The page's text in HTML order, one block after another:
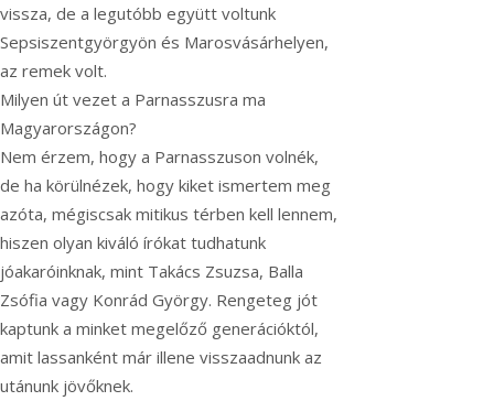
vissza, de a legutóbb együtt voltunk
Sepsiszentgyörgyön és Marosvásárhelyen,
az remek volt.
Milyen út vezet a Parnasszusra ma
Magyarországon?
Nem érzem, hogy a Parnasszuson volnék,
de ha körülnézek, hogy kiket ismertem meg
azóta, mégiscsak mitikus térben kell lennem,
hiszen olyan kiváló írókat tudhatunk
jóakaróinknak, mint Takács Zsuzsa, Balla
Zsófia vagy Konrád György. Rengeteg jót
kaptunk a minket megelőző generációktól,
amit lassanként már illene visszaadnunk az
utánunk jövőknek.